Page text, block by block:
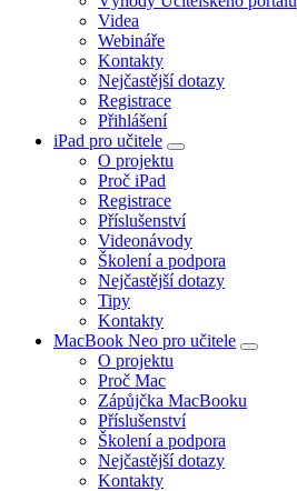
Videa
Webináře
Kontakty
Nejčastější dotazy
Registrace
Přihlášení
iPad pro učitele
O projektu
Proč iPad
Registrace
Příslušenství
Videonávody
Školení a podpora
Nejčastější dotazy
Tipy
Kontakty
MacBook Neo pro učitele
O projektu
Proč Mac
Zápůjčka MacBooku
Příslušenství
Školení a podpora
Nejčastější dotazy
Kontakty